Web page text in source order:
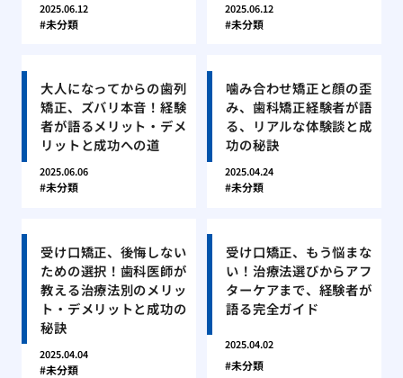
2025.06.12
未分類
2025.06.12
未分類
大人になってからの歯列
矯正、ズバリ本音！経験
者が語るメリット・デメ
リットと成功への道
2025.06.06
未分類
噛み合わせ矯正と顔の歪
み、歯科矯正経験者が語
る、リアルな体験談と成
功の秘訣
2025.04.24
未分類
受け口矯正、後悔しない
ための選択！歯科医師が
教える治療法別のメリッ
ト・デメリットと成功の
秘訣
2025.04.04
未分類
受け口矯正、もう悩まな
い！治療法選びからアフ
ターケアまで、経験者が
語る完全ガイド
2025.04.02
未分類